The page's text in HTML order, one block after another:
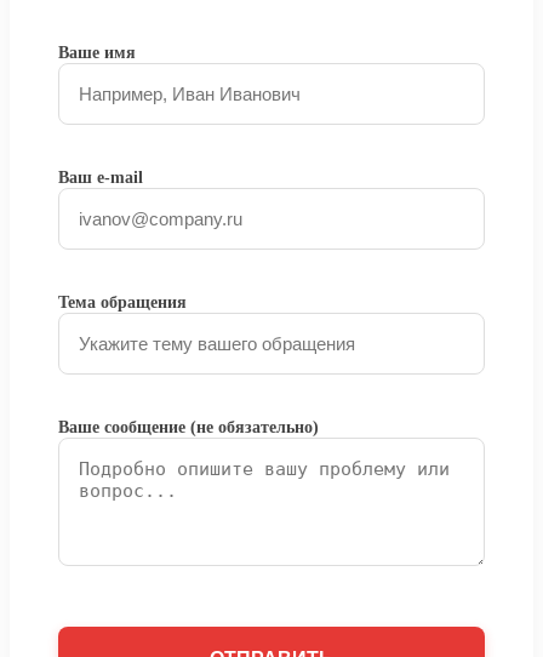
Ваше имя
Ваш e-mail
Тема обращения
Ваше сообщение (не обязательно)